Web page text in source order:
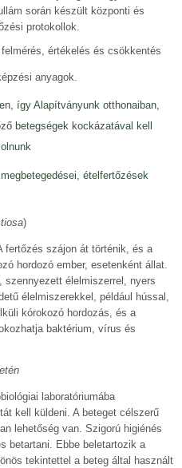
során készült központi és
protokollok.
értékelés és csökkentés
anyagok.
Alapítványunk otthonaiban,
betegségek kockázatával kell
ételfertőzések
)
fertőzés szájon át történik, és a
hordozó ember, esetenként állat.
élelmiszerrel, nyers
élelmiszerekkel, például hússal,
kórokozó hordozás, és a
baktérium, vírus és
laboratóriumába
kell küldeni. A beteget célszerű
lehetőség van. Szigorú higiénés
betartani. Ebbe beletartozik a
tekintettel a beteg által használt